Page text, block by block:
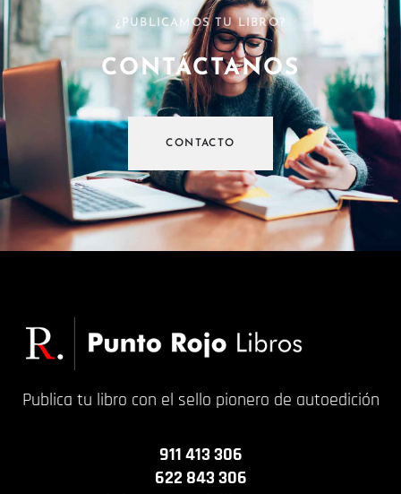
¿PUBLICAMOS TU LIBRO?
CONTÁCTANOS
CONTACTO
Publica tu libro con el sello pionero de autoedición
911 413 306
622 843 306